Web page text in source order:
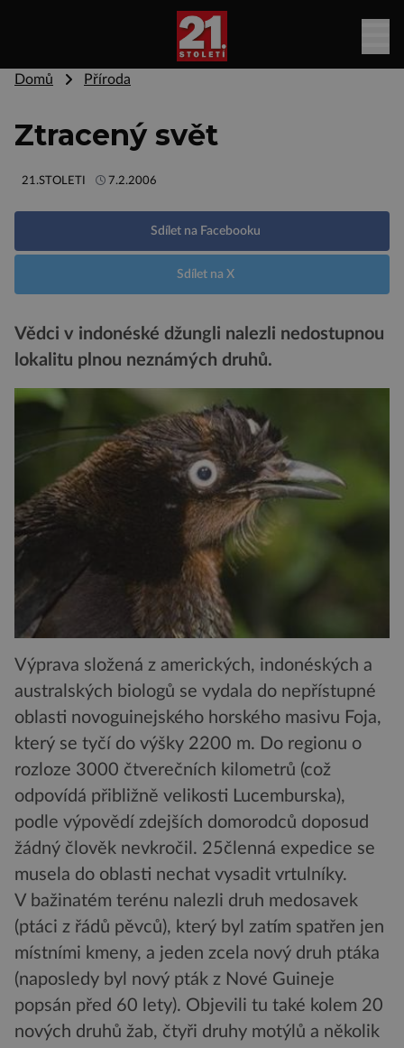
Domů Příroda
Ztracený svět
21.STOLETI 7.2.2006
Sdílet na Facebooku
Sdílet na X
Vědci v indonéské džungli nalezli nedostupnou
lokalitu plnou neznámých druhů.
Výprava složená z amerických, indonéských a
australských biologů se vydala do nepřístupné
oblasti novoguinejského horského masivu Foja,
který se tyčí do výšky 2200 m. Do regionu o
rozloze 3000 čtverečních kilometrů (což
odpovídá přibližně velikosti Lucemburska),
podle výpovědí zdejších domorodců doposud
žádný člověk nevkročil. 25členná expedice se
musela do oblasti nechat vysadit vrtulníky.
V bažinatém terénu nalezli druh medosavek
(ptáci z řádů pěvců), který byl zatím spatřen jen
místními kmeny, a jeden zcela nový druh ptáka
(naposledy byl nový pták z Nové Guineje
popsán před 60 lety). Objevili tu také kolem 20
nových druhů žab, čtyři druhy motýlů a několik